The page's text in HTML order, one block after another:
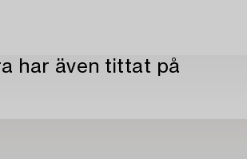
har även tittat på